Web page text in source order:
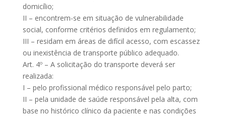
domicílio;
II – encontrem-se em situação de vulnerabilidade
social, conforme critérios definidos em regulamento;
III – residam em áreas de difícil acesso, com escassez
ou inexistência de transporte público adequado.
Art. 4º – A solicitação do transporte deverá ser
realizada:
I – pelo profissional médico responsável pelo parto;
II – pela unidade de saúde responsável pela alta, com
base no histórico clínico da paciente e nas condições